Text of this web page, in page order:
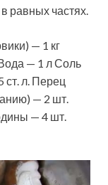
равных частях.
— 1 кг
— 1 л Соль
ст. л. Перец
— 2 шт.
— 4 шт.